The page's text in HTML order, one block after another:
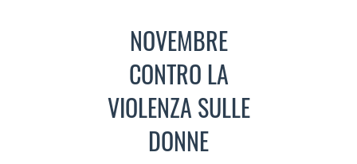
NOVEMBRE
CONTRO LA
VIOLENZA SULLE
DONNE